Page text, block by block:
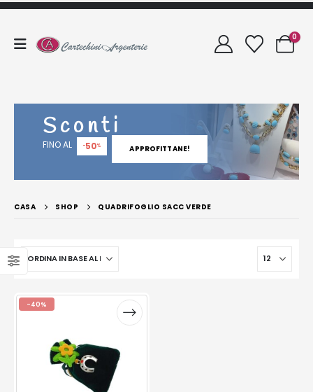
0
Sconti
FINO AL -50% APPROFITTANE!
CASA SHOP QUADRIFOGLIO SACC VERDE
-40%